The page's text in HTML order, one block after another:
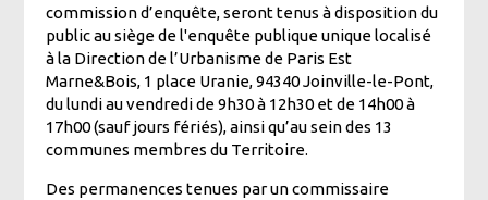
commission d’enquête, seront tenus à disposition du
public au siège de l'enquête publique unique localisé
à la Direction de l’Urbanisme de Paris Est
Marne&Bois, 1 place Uranie, 94340 Joinville-le-Pont,
du lundi au vendredi de 9h30 à 12h30 et de 14h00 à
17h00 (sauf jours fériés), ainsi qu’au sein des 13
communes membres du Territoire.
Des permanences tenues par un commissaire